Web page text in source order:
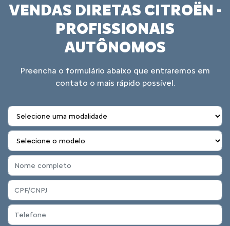
VENDAS DIRETAS CITROËN -
PROFISSIONAIS
AUTÔNOMOS
Preencha o formulário abaixo que entraremos em
contato o mais rápido possível.